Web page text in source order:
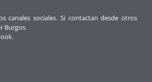
canales sociales. Si contactan desde otros
Burgos.